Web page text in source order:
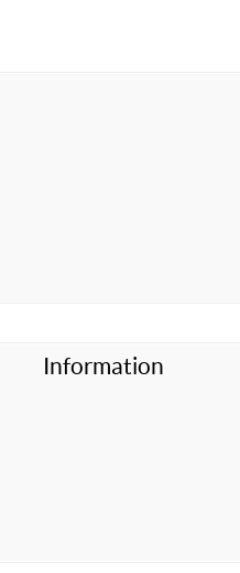
Information